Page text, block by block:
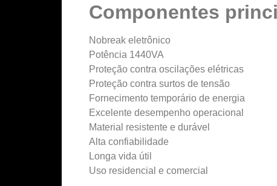
Componentes
Nobreak eletrônico
Potência 1440VA
Proteção contra oscilações elétricas
Proteção contra surtos de tensão
Fornecimento temporário de energia
Excelente desempenho operacional
Material resistente e durável
Alta confiabilidade
Longa vida útil
Uso residencial e comercial